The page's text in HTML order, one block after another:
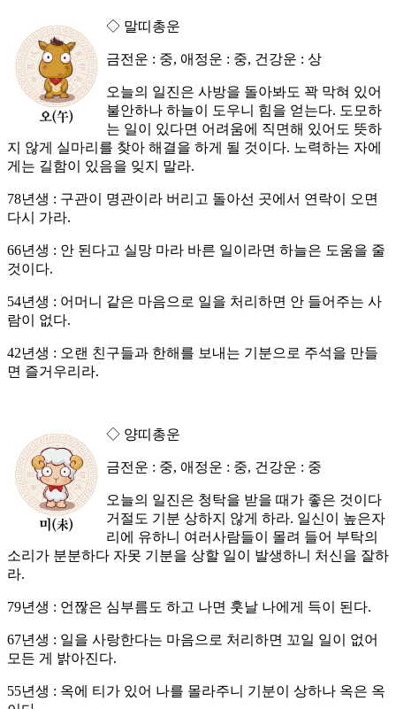
◇ 말띠총운
금전운 : 중, 애정운 : 중, 건강운 : 상
오늘의 일진은 사방을 돌아봐도 꽉 막혀 있어
불안하나 하늘이 도우니 힘을 얻는다. 도모하
는 일이 있다면 어려움에 직면해 있어도 뜻하
지 않게 실마리를 찾아 해결을 하게 될 것이다. 노력하는 자에
게는 길함이 있음을 잊지 말라.
78년생 : 구관이 명관이라 버리고 돌아선 곳에서 연락이 오면
다시 가라.
66년생 : 안 된다고 실망 마라 바른 일이라면 하늘은 도움을 줄
것이다.
54년생 : 어머니 같은 마음으로 일을 처리하면 안 들어주는 사
람이 없다.
42년생 : 오랜 친구들과 한해를 보내는 기분으로 주석을 만들
면 즐거우리라.
◇ 양띠총운
금전운 : 중, 애정운 : 중, 건강운 : 중
오늘의 일진은 청탁을 받을 때가 좋은 것이다
거절도 기분 상하지 않게 하라. 일신이 높은자
리에 유하니 여러사람들이 몰려 들어 부탁의
소리가 분분하다 자못 기분을 상할 일이 발생하니 처신을 잘하
라.
79년생 : 언짢은 심부름도 하고 나면 훗날 나에게 득이 된다.
67년생 : 일을 사랑한다는 마음으로 처리하면 꼬일 일이 없어
모든 게 밝아진다.
55년생 : 옥에 티가 있어 나를 몰라주니 기분이 상하나 옥은 옥